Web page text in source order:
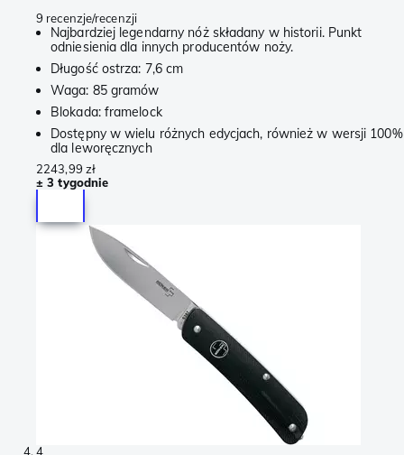
9 recenzje/recenzji
Najbardziej legendarny nóż składany w historii. Punkt
odniesienia dla innych producentów noży.
Długość ostrza: 7,6 cm
Waga: 85 gramów
Blokada: framelock
Dostępny w wielu różnych edycjach, również w wersji 100%
dla leworęcznych
2243,99 zł
± 3 tygodnie
4